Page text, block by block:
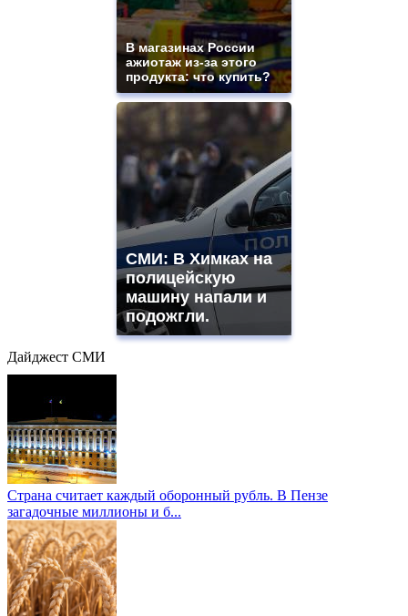
В магазинах России
ажиотаж из-за этого
продукта: что купить?
СМИ: В Химках на
полицейскую
машину напали и
подожгли.
Дайджест СМИ
Страна считает каждый оборонный рубль. В Пензе
загадочные миллионы и б...